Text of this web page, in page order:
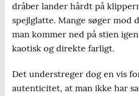
dråber lander hårdt på
spejlglatte. Mange søger mod
man kommer ned på stien
kaotisk og direkte farligt.
Det understreger dog en vis
autenticitet, at man ikke har